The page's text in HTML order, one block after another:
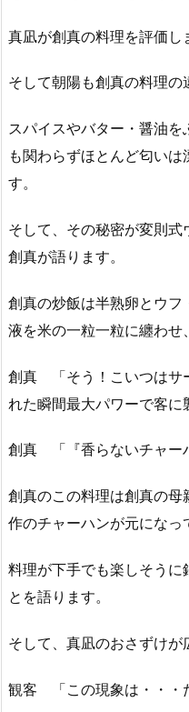
真凪が創真の料理を評価し
そして朝陽も創真の料理の
スパイスやバター・醤油
も関わらずほとんど匂い
す。
そして、その秘密が変則
創真が語ります。
創真の炒飯は半熟卵とウ
液を米の一粒一粒に纏わせ
創真 「そう！こいつはサ
れた瞬間最大パワーで客
創真 「『香らないチャー
創真のこの料理は創真の
作のチャーハンが元になっ
料理が下手でも楽しそうに
とを語ります。
そして、真凪のおさずけが
観客 「この現象は・・・